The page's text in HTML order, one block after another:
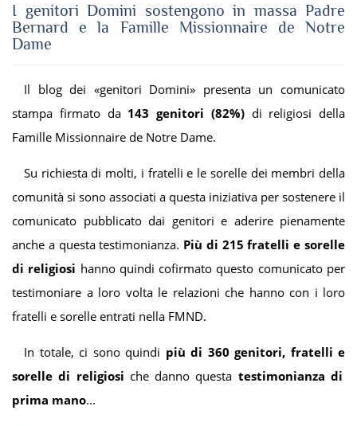
I genitori Domini sostengono in massa Padre
Bernard e la Famille Missionnaire de Notre
Dame
Il blog dei «genitori Domini» presenta un comunicato
stampa firmato da 143 genitori (82%)di religiosi della
Famille Missionnaire de Notre Dame.
Su richiesta di molti, i fratelli e le sorelle dei membri della
comunità si sono associati a questa iniziativa per sostenere il
comunicato pubblicato dai genitori e aderire pienamente
anche a questa testimonianza. Più di 215 fratelli e sorelle
di religiosi hanno quindi cofirmato questo comunicato per
testimoniare a loro volta le relazioni che hanno con i loro
fratelli e sorelle entrati nella FMND.
In totale, ci sono quindi più di 360 genitori, fratelli e
sorelle di religiosi che danno questa testimonianza di
prima mano...